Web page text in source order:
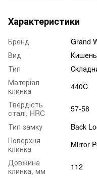
Характеристики
Бренд
Grand
Вид
Тип
Матеріал
клинка
440C
Твердість
сталі, HRC
57-58
Тип замку
Back
Поверхня
клинка
Mirror
Довжина
клинка, мм
112